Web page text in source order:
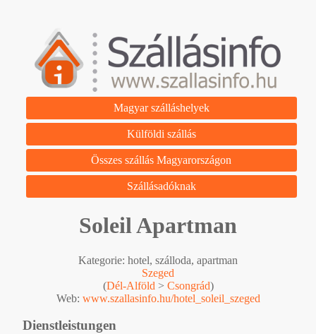
Magyar szálláshelyek
Külföldi szállás
Összes szállás Magyarországon
Szállásadóknak
Soleil Apartman
Kategorie: hotel, szálloda, apartman
Szeged
(Dél-Alföld > Csongrád)
Web: www.szallasinfo.hu/hotel_soleil_szeged
Dienstleistungen